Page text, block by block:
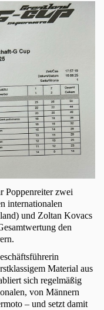
Poppenreiter zwei
internationalen
und Zoltan Kovacs
den
Material aus
sich regelmäßig
von Männern
– und setzt damit